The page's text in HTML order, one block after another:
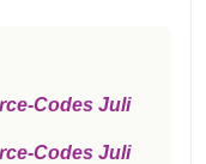
Codes Juli
Codes Juli